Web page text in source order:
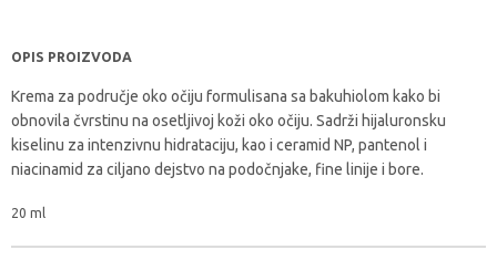
OPIS PROIZVODA
Krema za područje oko očiju formulisana sa bakuhiolom kako bi
obnovila čvrstinu na osetljivoj koži oko očiju. Sadrži hijaluronsku
kiselinu za intenzivnu hidrataciju, kao i ceramid NP, pantenol i
niacinamid za ciljano dejstvo na podočnjake, fine linije i bore.
20 ml